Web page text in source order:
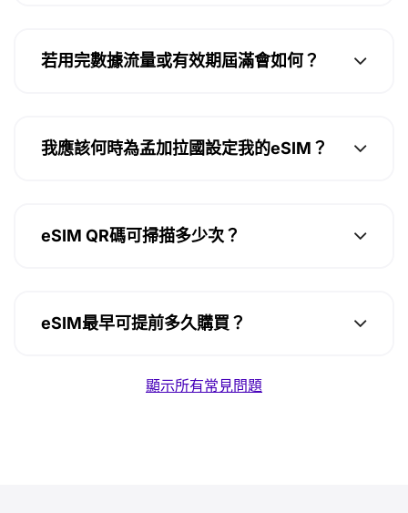
若用完數據流量或有效期屆滿會如何？
我應該何時為孟加拉國設定我的eSIM？
eSIM QR碼可掃描多少次？
eSIM最早可提前多久購買？
顯示所有常見問題